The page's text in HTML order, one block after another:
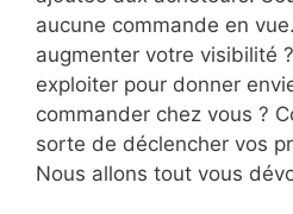
aucune commande en
augmenter votre visibilité
exploiter pour donner
commander chez vous ?
sorte de déclencher vos
Nous allons tout vous